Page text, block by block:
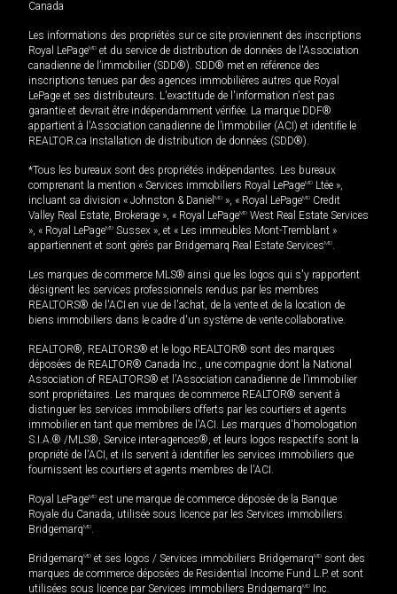
Canada
Les informations des propriétés sur ce site proviennent des inscriptions
Royal LePageMD et du service de distribution de données de l'Association
canadienne de l’immobilier (SDD®). SDD® met en référence des
inscriptions tenues par des agences immobilières autres que Royal
LePage et ses distributeurs. L'exactitude de l'information n'est pas
garantie et devrait être indépendamment vérifiée. La marque DDF®
appartient à l'Association canadienne de l’immobilier (ACI) et identifie le
REALTOR.ca Installation de distribution de données (SDD®).
*Tous les bureaux sont des propriétés indépendantes. Les bureaux
comprenant la mention « Services immobiliers Royal LePageMD Ltée »,
incluant sa division « Johnston & Daniel MD », « Royal LePageMD Credit
Valley Real Estate, Brokerage », « Royal LePageMD West Real Estate Services
», « Royal LePageMD Sussex », et « Les immeubles Mont-Tremblant »
appartiennent et sont gérés par Bridgemarq Real Estate ServicesMD.
Les marques de commerce MLS® ainsi que les logos qui s'y rapportent
désignent les services professionnels rendus par les membres
REALTORS® de l'ACI en vue de l'achat, de la vente et de la location de
biens immobiliers dans le cadre d'un système de vente collaborative.
REALTOR®, REALTORS® et le logo REALTOR® sont des marques
déposées de REALTOR® Canada Inc., une compagnie dont la National
Association of REALTORS® et l'Association canadienne de l’immobilier
sont propriétaires. Les marques de commerce REALTOR® servent à
distinguer les services immobiliers offerts par les courtiers et agents
immobilier en tant que membres de l'ACI. Les marques d'homologation
S.I.A.® /MLS®, Service inter-agences®, et leurs logos respectifs sont la
propriété de l'ACI, et ils servent à identifier les services immobiliers que
fournissent les courtiers et agents membres de l'ACI.
Royal LePageMD est une marque de commerce déposée de la Banque
Royale du Canada, utilisée sous licence par les Services immobiliers
BridgemarqMD.
BridgemarqMD et ses logos / Services immobiliers BridgemarqMD sont des
marques de commerce déposées de Residential Income Fund L.P. et sont
utilisées sous licence par Services immobiliers BridgemarqMD Inc.